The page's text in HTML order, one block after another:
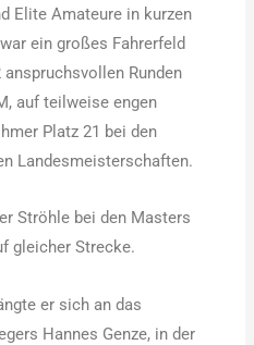
Elite Amateure in kurzen
ein großes Fahrerfeld
Runden
auf teilweise engen
Platz 21 bei den
Landesmeisterschaften.
Ströhle bei den Masters
gleicher Strecke.
er sich an das
Hannes Genze, in der